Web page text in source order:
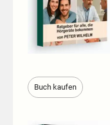
Buch kaufen